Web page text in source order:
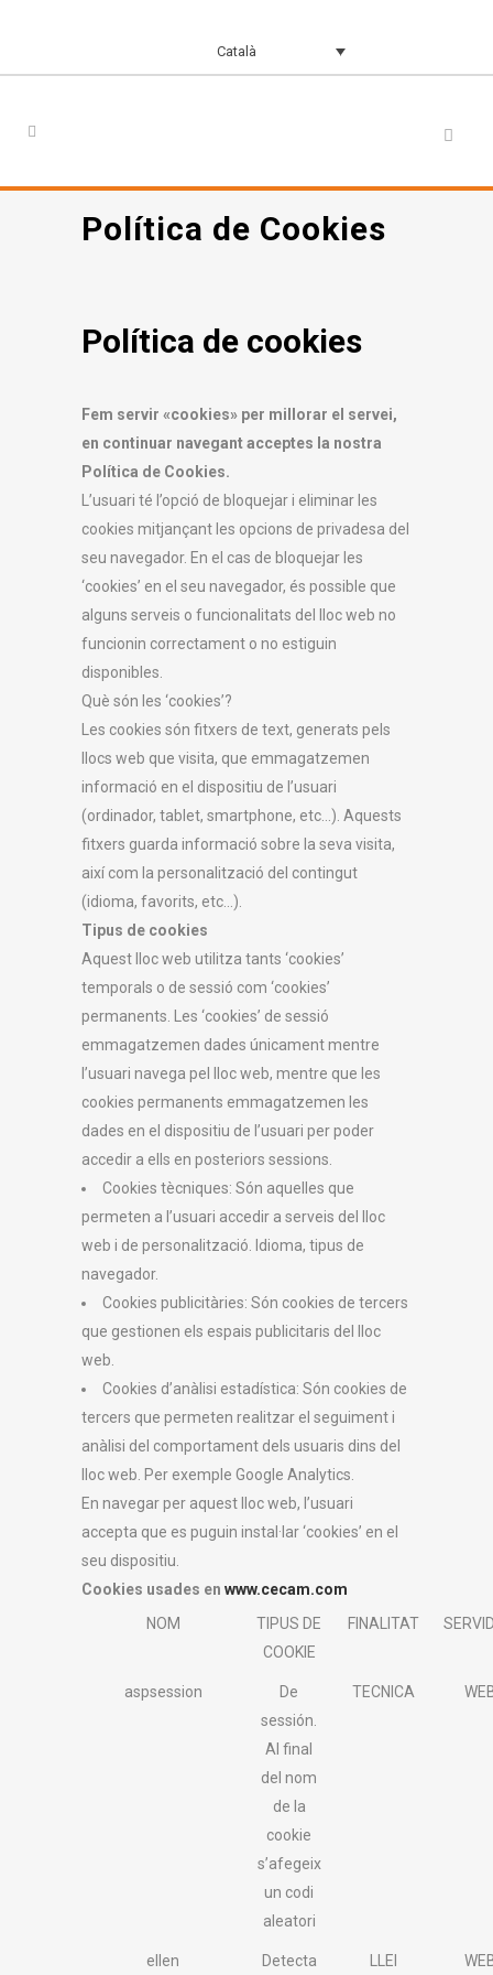
Català
Política de Cookies
Política de cookies
Fem servir «cookies» per millorar el servei,
en continuar navegant acceptes la nostra
Política de Cookies.
L’usuari té l’opció de bloquejar i eliminar les
cookies mitjançant les opcions de privadesa del
seu navegador. En el cas de bloquejar les
‘cookies’ en el seu navegador, és possible que
alguns serveis o funcionalitats del lloc web no
funcionin correctament o no estiguin
disponibles.
Què són les ‘cookies’?
Les cookies són fitxers de text, generats pels
llocs web que visita, que emmagatzemen
informació en el dispositiu de l’usuari
(ordinador, tablet, smartphone, etc…). Aquests
fitxers guarda informació sobre la seva visita,
així com la personalització del contingut
(idioma, favorits, etc…).
Tipus de cookies
Aquest lloc web utilitza tants ‘cookies’
temporals o de sessió com ‘cookies’
permanents. Les ‘cookies’ de sessió
emmagatzemen dades únicament mentre
l’usuari navega pel lloc web, mentre que les
cookies permanents emmagatzemen les
dades en el dispositiu de l’usuari per poder
accedir a ells en posteriors sessions.
Cookies tècniques: Són aquelles que
permeten a l’usuari accedir a serveis del lloc
web i de personalització. Idioma, tipus de
navegador.
Cookies publicitàries: Són cookies de tercers
que gestionen els espais publicitaris del lloc
web.
Cookies d’anàlisi estadística: Són cookies de
tercers que permeten realitzar el seguiment i
anàlisi del comportament dels usuaris dins del
lloc web. Per exemple Google Analytics.
En navegar per aquest lloc web, l’usuari
accepta que es puguin instal·lar ‘cookies’ en el
seu dispositiu.
Cookies usades en www.cecam.com
NOM
TIPUS DE
COOKIE
FINALITAT
aspsession
De
sessión.
Al final
del nom
de la
cookie
s’afegeix
un codi
aleatori
TECNICA
ellen Detecta LLEI